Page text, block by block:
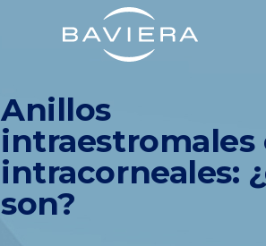
Anillos
intraestromales
intracorneales:
son?